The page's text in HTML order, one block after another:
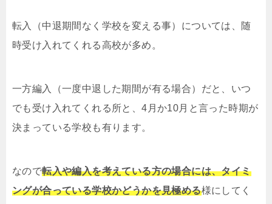
転入（中退期間なく学校を変える事）については、随
時受け入れてくれる高校が多め。
一方編入（一度中退した期間が有る場合）だと、いつ
でも受け入れてくれる所と、4月か10月と言った時期が
決まっている学校も有ります。
なので転入や編入を考えている方の場合には、タイミ
ングが合っている学校かどうかを見極める様にしてく